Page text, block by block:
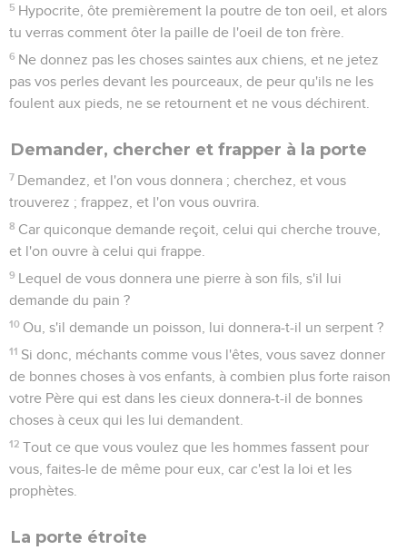
5 Hypocrite, ôte premièrement la poutre de ton oeil, et alors
tu verras comment ôter la paille de l'oeil de ton frère.
6 Ne donnez pas les choses saintes aux chiens, et ne jetez
pas vos perles devant les pourceaux, de peur qu'ils ne les
foulent aux pieds, ne se retournent et ne vous déchirent.
Demander, chercher et frapper à la porte
7 Demandez, et l'on vous donnera ; cherchez, et vous
trouverez ; frappez, et l'on vous ouvrira.
8 Car quiconque demande reçoit, celui qui cherche trouve,
et l'on ouvre à celui qui frappe.
9 Lequel de vous donnera une pierre à son fils, s'il lui
demande du pain ?
10 Ou, s'il demande un poisson, lui donnera-t-il un serpent ?
11 Si donc, méchants comme vous l'êtes, vous savez donner
de bonnes choses à vos enfants, à combien plus forte raison
votre Père qui est dans les cieux donnera-t-il de bonnes
choses à ceux qui les lui demandent.
12 Tout ce que vous voulez que les hommes fassent pour
vous, faites-le de même pour eux, car c'est la loi et les
prophètes.
La porte étroite